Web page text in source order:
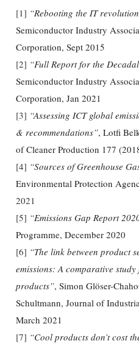
[1] “Rebooting the IT
Semiconductor Industry
Corporation, Sept 2015
[2] “Full Report for the
Semiconductor Industry
Corporation, Jan 2021
[3] “Assessing ICT global
& recommendations”, Lotﬁ
of Cleaner Production 177
[4] “Sources of Greenhouse
Environmental Protection
2021
[5] “Emissions Gap Report
Programme, December 2020
[6] “The link between product
emissions: A comparative
products”, Simon Glöser-
Schultmann, Journal of
March 2021
[7] “Cool products don’t cost